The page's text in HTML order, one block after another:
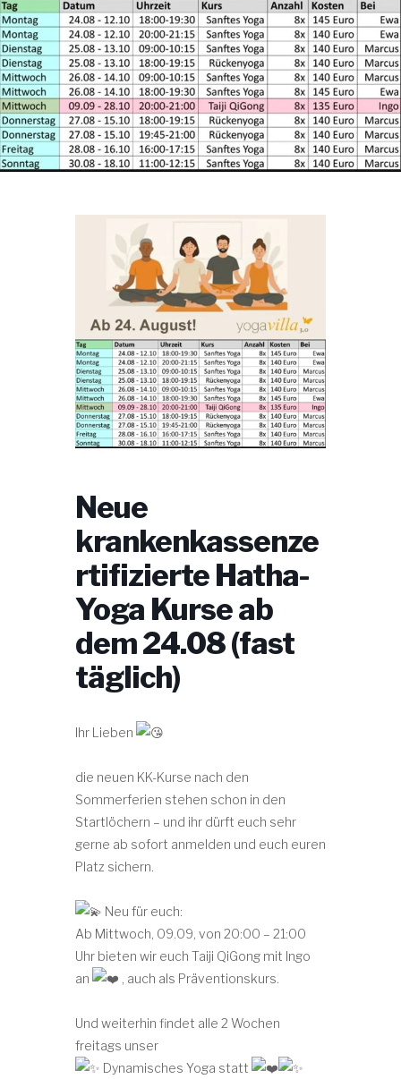
Neue
krankenkassenze
rtifizierte Hatha-
Yoga Kurse ab
dem 24.08 (fast
täglich)
Ihr Lieben
die neuen KK-Kurse nach den
Sommerferien stehen schon in den
Startlöchern – und ihr dürft euch sehr
gerne ab sofort anmelden und euch euren
Platz sichern.
Neu für euch:
Ab Mittwoch, 09.09, von 20:00 – 21:00
Uhr bieten wir euch Taiji QiGong mit Ingo
an
, auch als Präventionskurs.
Und weiterhin findet alle 2 Wochen
freitags unser
Dynamisches Yoga statt